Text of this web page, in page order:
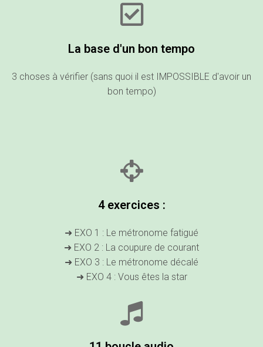
La base d'un bon tempo
3 choses à vérifier (sans quoi il est IMPOSSIBLE d'avoir un
bon tempo)
4 exercices :
➜ EXO 1 : Le métronome fatigué
➜ EXO 2 : La coupure de courant
➜ EXO 3 : Le métronome décalé
➜ EXO 4 : Vous êtes la star